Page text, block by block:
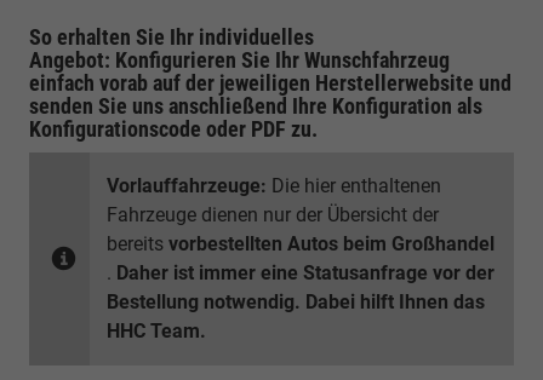
So erhalten Sie Ihr individuelles
Angebot: Konfigurieren Sie Ihr Wunschfahrzeug
einfach vorab auf der jeweiligen Herstellerwebsite und
senden Sie uns anschließend Ihre Konfiguration als
Konfigurationscode oder PDF zu.
Vorlauffahrzeuge: Die hier enthaltenen
Fahrzeuge dienen nur der Übersicht der
bereits vorbestellten Autos beim Großhandel
. Daher ist immer eine Statusanfrage vor der
Bestellung notwendig. Dabei hilft Ihnen das
HHC Team.